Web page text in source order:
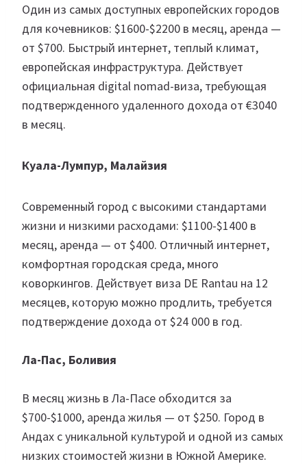
Один из самых доступных европейских городов
для кочевников: $1600-$2200 в месяц, аренда —
от $700. Быстрый интернет, теплый климат,
европейская инфраструктура. Действует
официальная digital nomad-виза, требующая
подтвержденного удаленного дохода от €3040
в месяц.
Куала-Лумпур, Малайзия
Современный город с высокими стандартами
жизни и низкими расходами: $1100-$1400 в
месяц, аренда — от $400. Отличный интернет,
комфортная городская среда, много
коворкингов. Действует виза DE Rantau на 12
месяцев, которую можно продлить, требуется
подтверждение дохода от $24 000 в год.
Ла-Пас, Боливия
В месяц жизнь в Ла-Пасе обходится за
$700-$1000, аренда жилья — от $250. Город в
Андах с уникальной культурой и одной из самых
низких стоимостей жизни в Южной Америке.